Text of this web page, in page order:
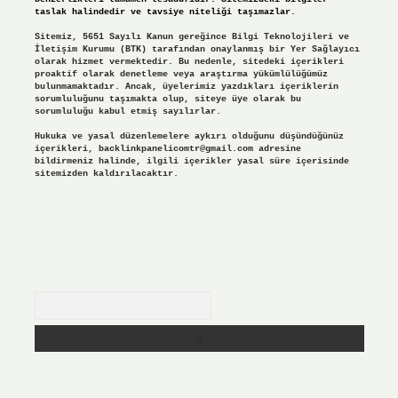
taslak halindedir ve tavsiye niteliği taşımazlar.
Sitemiz, 5651 Sayılı Kanun gereğince Bilgi Teknolojileri ve
İletişim Kurumu (BTK) tarafından onaylanmış bir Yer Sağlayıcı
olarak hizmet vermektedir. Bu nedenle, sitedeki içerikleri
proaktif olarak denetleme veya araştırma yükümlülüğümüz
bulunmamaktadır. Ancak, üyelerimiz yazdıkları içeriklerin
sorumluluğunu taşımakta olup, siteye üye olarak bu
sorumluluğu kabul etmiş sayılırlar.
Hukuka ve yasal düzenlemelere aykırı olduğunu düşündüğünüz
içerikleri, backlinkpanelicomtr@gmail.comadresine
bildirmeniz halinde, ilgili içerikler yasal süre içerisinde
sitemizden kaldırılacaktır.